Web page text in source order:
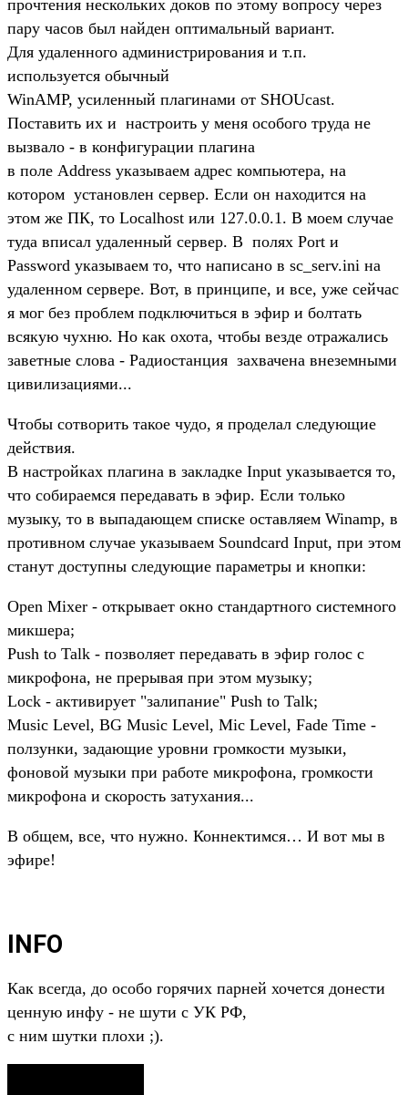
прочтения нескольких доков по этому вопросу через
пару часов был найден оптимальный вариант.
Для удаленного администрирования и т.п.
используется обычный
WinAMP, усиленный плагинами от SHOUcast.
Поставить их и настроить у меня особого труда не
вызвало - в конфигурации плагина
в поле Address указываем адрес компьютера, на
котором установлен сервер. Если он находится на
этом же ПК, то Localhost или 127.0.0.1. В моем случае
туда вписал удаленный сервер. В полях Port и
Password указываем то, что написано в sc_serv.ini на
удаленном сервере. Вот, в принципе, и все, уже сейчас
я мог без проблем подключиться в эфир и болтать
всякую чухню. Но как охота, чтобы везде отражались
заветные слова - Радиостанция захвачена внеземными
цивилизациями...
Чтобы сотворить такое чудо, я проделал следующие
действия.
В настройках плагина в закладке Input указывается то,
что собираемся передавать в эфир. Если только
музыку, то в выпадающем списке оставляем Winamp, в
противном случае указываем Soundcard Input, при этом
станут доступны следующие параметры и кнопки:
Open Mixer - открывает окно стандартного системного
микшера;
Push to Talk - позволяет передавать в эфир голос с
микрофона, не прерывая при этом музыку;
Lock - активирует "залипание" Push to Talk;
Music Level, BG Music Level, Mic Level, Fade Time -
ползунки, задающие уровни громкости музыки,
фоновой музыки при работе микрофона, громкости
микрофона и скорость затухания...
В общем, все, что нужно. Коннектимся… И вот мы в
эфире!
INFO
Как всегда, до особо горячих парней хочется донести
ценную инфу - не шути с УК РФ,
с ним шутки плохи ;).